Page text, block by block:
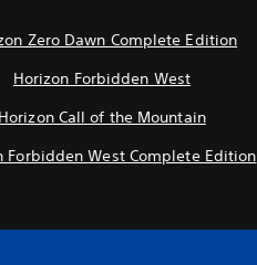
Zero Dawn Complete Edition
Horizon Forbidden West
Horizon Call of the Mountain
Forbidden West Complete Edition